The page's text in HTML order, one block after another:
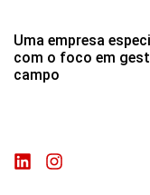
Uma empresa
com o foco em
campo